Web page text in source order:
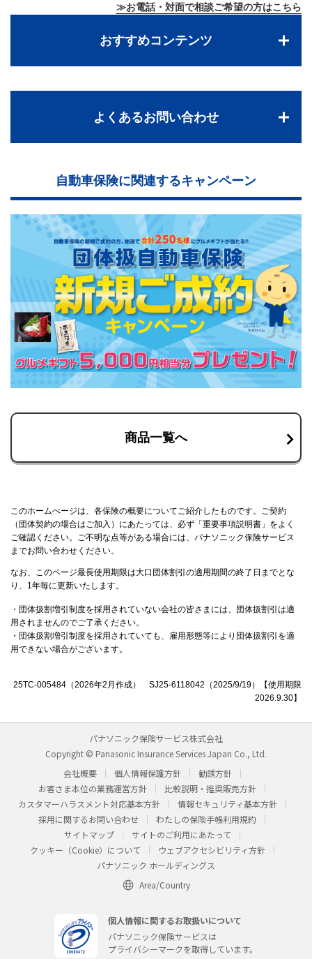
≫お電話・対面で相談ご希望の方はこちら
おすすめコンテンツ
よくあるお問い合わせ
自動車保険に関連するキャンペーン
商品一覧へ
このホームぺージは、各保険の概要についてご紹介したものです。ご契約
（団体契約の場合はご加入）にあたっては、必ず「重要事項説明書」をよく
ご確認ください。ご不明な点等がある場合には、パナソニック保険サービス
までお問い合わせください。
なお、このページ最長使用期限は大口団体割引の適用期間の終了日までとな
り、1年毎に更新いたします。
・団体扱割増引制度を採用されていない会社の皆さまには、団体扱割引は適
用されませんのでご了承ください。
・団体扱割増引制度を採用されていても、雇用形態等により団体扱割引を適
用できない場合がございます。
25TC-005484（2026年2月作成） SJ25-6118042（2025/9/19）【使用期限
2026.9.30】
パナソニック保険サービス株式会社
Copyright © Panasonic Insurance Services Japan Co., Ltd.
会社概要
個人情報保護方針
勧誘方針
お客さま本位の業務運営方針
比較説明・推奨販売方針
カスタマーハラスメント対応基本方針
情報セキュリティ基本方針
採用に関するお問い合わせ
わたしの保険手帳利用規約
サイトマップ
サイトのご利用にあたって
クッキー（Cookie）について
ウェブアクセシビリティ方針
パナソニック ホールディングス
Area/Country
個人情報に関するお取扱いについて
パナソニック保険サービスは
プライバシーマークを取得しています。